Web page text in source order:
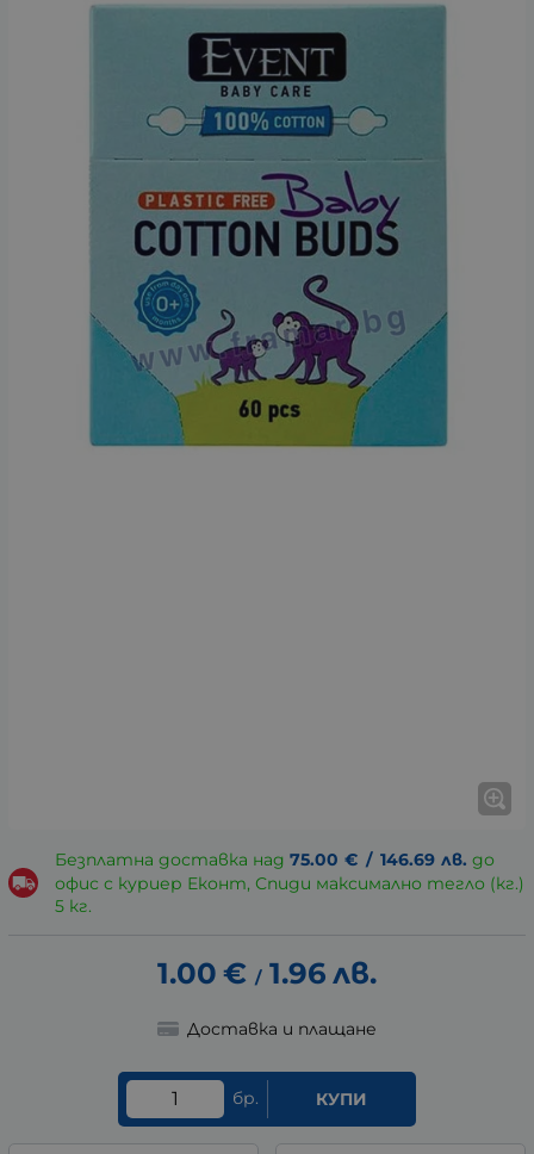
Безплатна доставка над 75.00 € / 146.69 лв. до
офис с куриер Еконт, Спиди максимално тегло (кг.)
5 кг.
1.00 € / 1.96 лв.
Доставка и плащане
бр. КУПИ